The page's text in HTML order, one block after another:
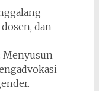
dan
Menyusun